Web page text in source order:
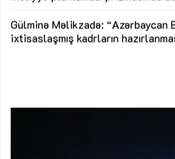
Gülminə Məlikzadə: “Azərbaycan
ixtisaslaşmış kadrların